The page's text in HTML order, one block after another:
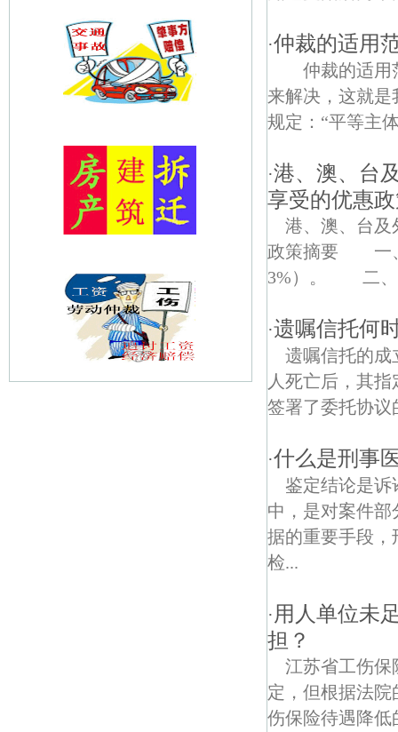
·仲裁的适用
仲裁的适用
来解决，这就
规定：“平等主
·港、澳、台
享受的优惠
港、澳、台及
政策摘要 一、
3%）。 二、
·遗嘱信托何
遗嘱信托的成
人死亡后，其
签署了委托协议
·什么是刑事
鉴定结论是
中，是对案件
据的重要手段，
检...
· 用人单位未
担？
江苏省工伤保
定，但根据法
伤保险待遇降低